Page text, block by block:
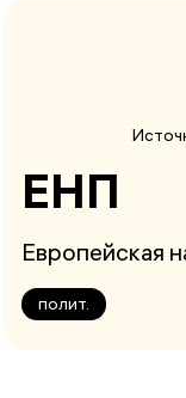
ЕНП
Европейская
полит.